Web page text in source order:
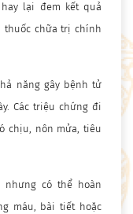
lại đem kết quả
thuốc chữa trị chính
năng gây bệnh tử
Các triệu chứng đi
chịu, nôn mửa, tiêu
nhưng có thể hoàn
máu, bài tiết hoặc